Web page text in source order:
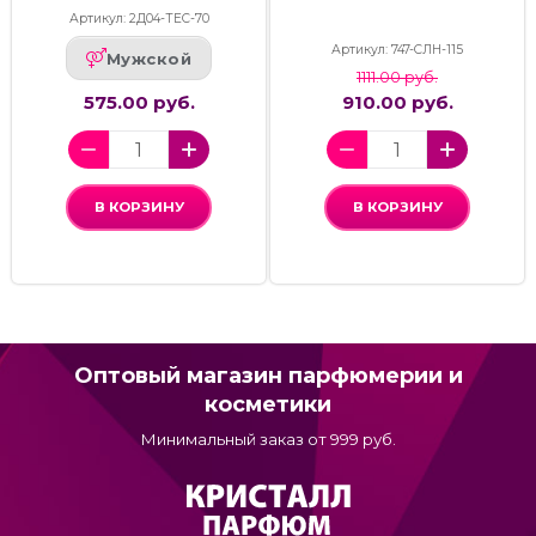
Артикул: 2Д04-ТЕС-70
Мужской
575.00 руб.
В КОРЗИНУ
Артикул: 747-СЛН-115
1111.00 руб.
910.00 руб.
В КОРЗИНУ
Оптовый магазин парфюмерии и
косметики
Минимальный заказ от 999 руб.